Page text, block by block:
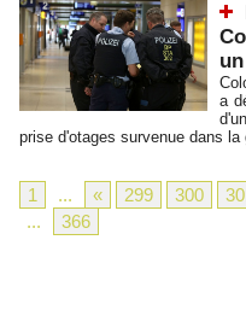
a
prise d'otages survenue dans
1 ... « 299 300
...
366